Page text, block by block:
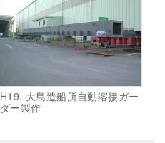
H19. 大島造船所自動溶接ガー
ダー製作